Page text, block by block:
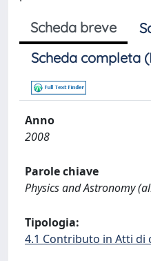
Scheda breve
Scheda completa
Anno
2008
Parole chiave
Physics and Astronomy
Tipologia:
4.1 Contributo in Atti di